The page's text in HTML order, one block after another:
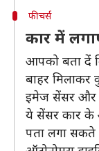
फीचर्स
कार में
आपको बता दें
बाहर
इमेज सेंसर और
ये सेंसर कार
पता लगा सकते